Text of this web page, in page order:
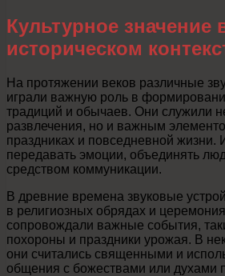
Культурное значение
историческом
На протяжении веков различные
играли важную роль в
традиций и обычаев. Они служили
развлечения, но и важным
праздниках и повседневной жизни.
передавать эмоции, объединять
средством коммуникации.
В древние времена звуковые
в религиозных обрядах и
сопровождали важные события,
похороны и праздники урожая. В
они считались священными и
общения с божествами или духами